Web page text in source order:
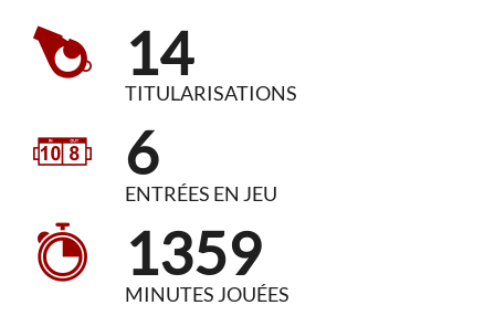
14
TITULARISATIONS
6
ENTRÉES EN JEU
1359
MINUTES JOUÉES